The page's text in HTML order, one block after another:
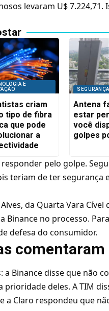
levaram U$ 7.224,71.
E
criam
tipo de fibra
que pode
a
SEGURANÇA
Antena
estar
você
golpes
responder pelo golpe.
teriam de ter segurança
da Quarta Vara Cível
Binance no processo.
defesa do consumidor.
comentaram
Binance disse que não
prioridade deles. A TIM
a Claro respondeu que